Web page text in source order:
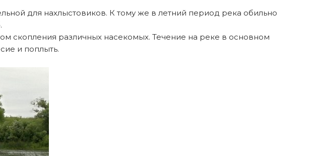
для нахлыстовиков. К тому же в летний период река обильно
скопления различных насекомых. Течение на реке в основном
и поплыть.